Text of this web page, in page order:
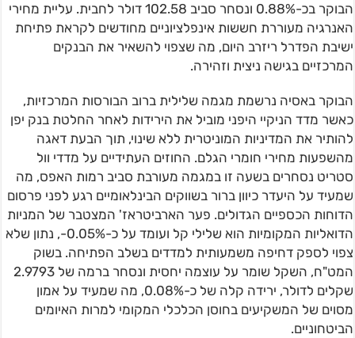
הבוקר בכ-0.88% ונסחר סביב 102.58 דולר לחבית. עליית מחירי
האנרגיה מעוררת חששות אינפלציוניים מחודשים לקראת פתיחת
ישיבת הפדרל ריזרב היום, מה שצפוי להשאיר את הבנקים
המרכזיים בגישה ניצית וזהירה.
הבוקר באסיה נרשמת מגמה שלילית ברוב הבורסות המרכזיות,
כאשר מדד הניקיי היפני מוביל את הירידות לאחר החלטת בנק יפן
להותיר את המדיניות המוניטרית ללא שינוי, תוך הבעת דאגה
מהשפעות מחירי חומרי הגלם. החוזים העתידיים על מדדי וול
סטריט נסחרים בשעה זו במגמה מעורבת סביב רמות האפס, מה
שמעיד על היעדר כיוון ברור בשווקים הבינלאומיים רגע לפני פרסום
הדוחות הכספיים הגדולים. פער הארביטראז' המצטבר של המניות
הדואליות המקומיות הוא שלילי קל ועומד על כ-0.05%-, נתון שלא
צפוי לספק דחיפה משמעותית למדדים בשלב הפתיחה. בשוק
המט"ח, השקל שומר על עוצמה יחסית ונסחר ברמה של 2.9793
שקלים לדולר, ירידה קלה של כ-0.08%, מה שמעיד על אמון
מסוים של המשקיעים בחוסן הכלכלי המקומי למרות האיומים
הביטחוניים.